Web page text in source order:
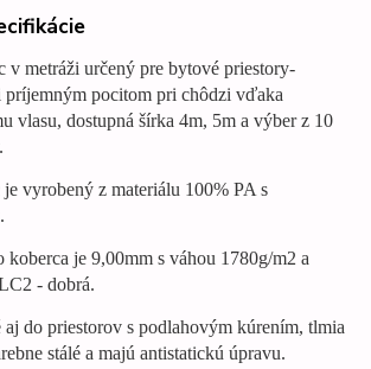
v metráži určený pre bytové priestory-
pocitom pri chôdzi vďaka
vlasu, dostupná šírka 4m, 5m a výber z 10
vyrobený z materiálu 100% PA s
koberca je 9,00mm s váhou 1780g/m2 a
- dobrá.
aj do priestorov s podlahovým kúrením, tlmia
stálé a majú antistatickú úpravu.